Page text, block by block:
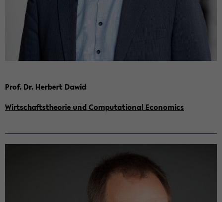
Prof. Dr. Her­bert Dawid
Wirt­schafts­theo­rie und Com­pu­ta­tio­nal Eco­no­mics